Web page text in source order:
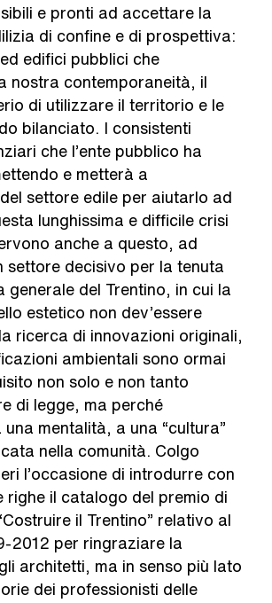
e pronti ad accettare la
di confine e di prospettiva:
edifici pubblici che
nostra contemporaneità, il
di utilizzare il territorio e le
bilanciato. I consistenti
che l’ente pubblico ha
e metterà a
settore edile per aiutarlo ad
lunghissima e difficile crisi
anche a questo, ad
settore decisivo per la tenuta
generale del Trentino, in cui la
estetico non dev’essere
ricerca di innovazioni originali,
ambientali sono ormai
non solo e non tanto
di legge, ma perché
mentalità, a una “cultura”
nella comunità. Colgo
l’occasione di introdurre con
righe il catalogo del premio di
il Trentino” relativo al
2012 per ringraziare la
architetti, ma in senso più lato
dei professionisti delle